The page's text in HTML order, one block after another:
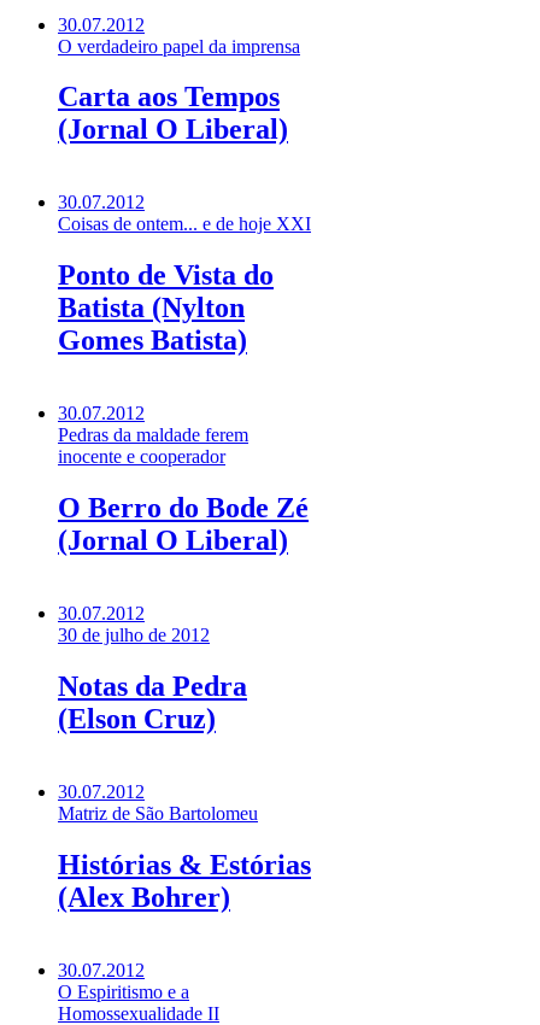
30.07.2012
O verdadeiro papel da imprensa
Carta aos Tempos
(Jornal O Liberal)
30.07.2012
Coisas de ontem... e de hoje XXI
Ponto de Vista do
Batista (Nylton
Gomes Batista)
30.07.2012
Pedras da maldade ferem
inocente e cooperador
O Berro do Bode Zé
(Jornal O Liberal)
30.07.2012
30 de julho de 2012
Notas da Pedra
(Elson Cruz)
30.07.2012
Matriz de São Bartolomeu
Histórias & Estórias
(Alex Bohrer)
30.07.2012
O Espiritismo e a
Homossexualidade II